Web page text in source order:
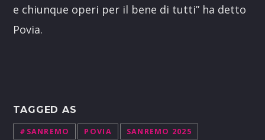
e chiunque operi per il bene di tutti” ha detto
Povia.
TAGGED AS
#SANREMO POVIA
SANREMO 2025